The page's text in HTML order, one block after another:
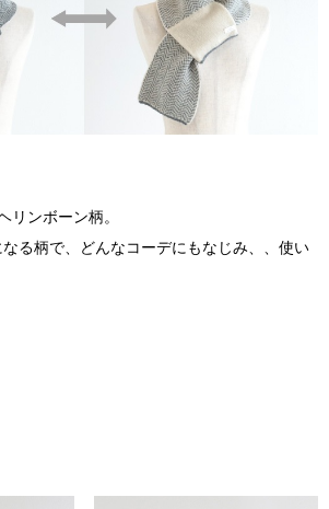
リンボーン柄。
る柄で、どんなコーデにもなじみ、、使い